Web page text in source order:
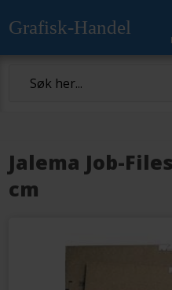
Grafisk-Handel
Jalema Job-
cm